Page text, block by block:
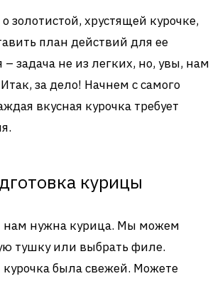
золотистой, хрустящей курочке,
план действий для ее
– задача не из легких, но, увы, нам
за дело! Начнем с самого
вкусная курочка требует
курицы
нужна курица. Мы можем
тушку или выбрать филе.
курочка была свежей. Можете